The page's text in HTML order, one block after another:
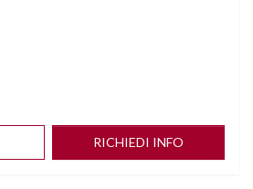
RICHIEDI INFO